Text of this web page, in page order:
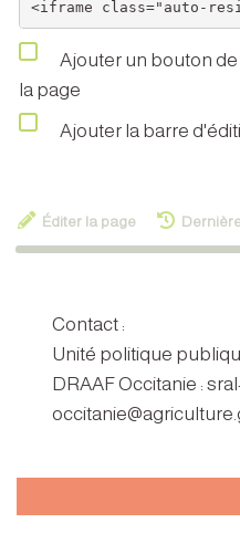
Ajouter un bouton
la page
Ajouter la barre
Éditer la page
Contact :
Unité politique
DRAAF Occitanie :